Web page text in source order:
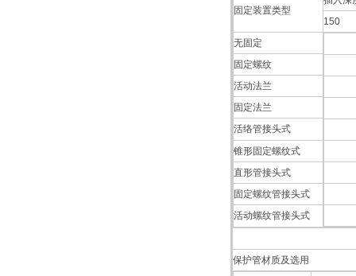
固定装置类型
150
无固定
固定螺纹
活动法兰
固定法兰
活络管接头式
锥形固定螺纹式
直形管接头式
固定螺纹管接头式
活动螺纹管接头式
保护管材质及选用